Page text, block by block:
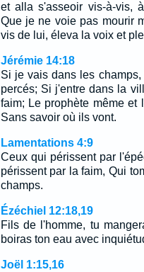
et alla s'asseoir vis-à-vis,
Que je ne voie pas mourir
vis de lui, éleva la voix et
Jérémie 14:18
Si je vais dans les
percés; Si j'entre dans la
faim; Le prophète même et
Sans savoir où ils vont.
Lamentations 4:9
Ceux qui périssent par
périssent par la faim, Qui
champs.
Ézéchiel 12:18,19
Fils de l'homme, tu
boiras ton eau avec
Joël 1:15,16